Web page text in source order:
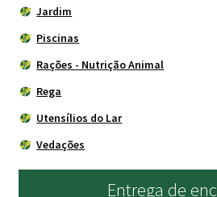
Jardim
Piscinas
Rações - Nutrição Animal
Rega
Utensílios do Lar
Vedações
Entrega de